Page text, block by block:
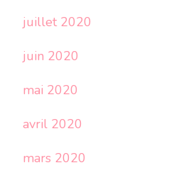
juillet 2020
juin 2020
mai 2020
avril 2020
mars 2020